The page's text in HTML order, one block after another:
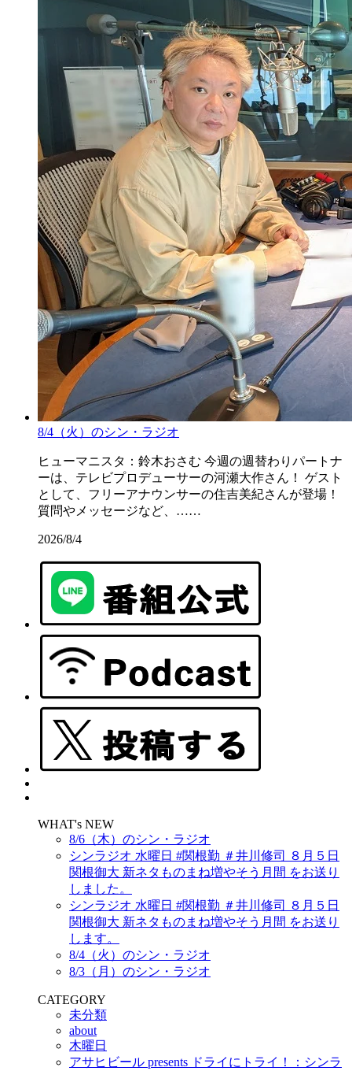
8/4（火）のシン・ラジオ
ヒューマニスタ：鈴木おさむ 今週の週替わりパートナ
ーは、テレビプロデューサーの河瀬大作さん！ ゲスト
として、フリーアナウンサーの住吉美紀さんが登場！
質問やメッセージなど、……
2026/8/4
WHAT's NEW
8/6（木）のシン・ラジオ
シンラジオ 水曜日 #関根勤 ＃井川修司 ８月５日
関根御大 新ネタものまね増やそう月間 をお送り
しました。
シンラジオ 水曜日 #関根勤 ＃井川修司 ８月５日
関根御大 新ネタものまね増やそう月間 をお送り
します。
8/4（火）のシン・ラジオ
8/3（月）のシン・ラジオ
CATEGORY
未分類
about
木曜日
アサヒビール presents ドライにトライ！：シンラ